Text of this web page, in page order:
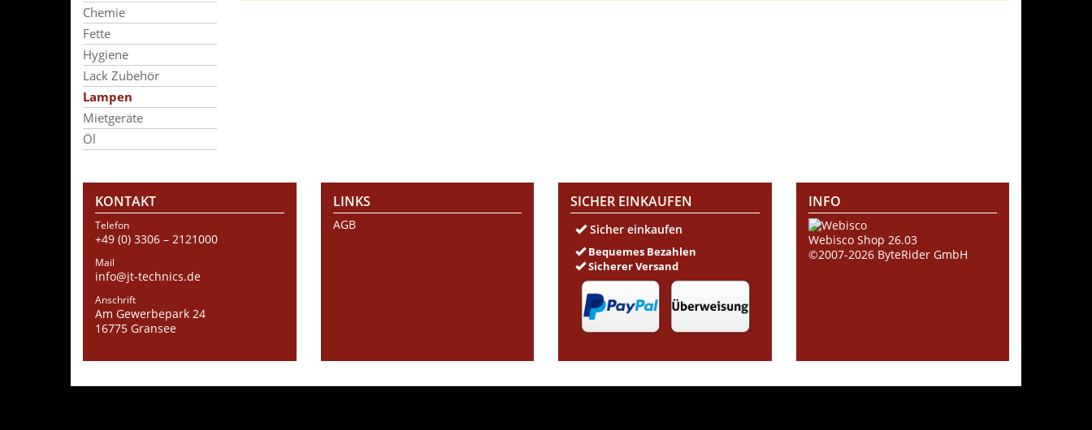
Chemie
Fette
Hygiene
Lack Zubehör
Lampen
Mietgeräte
Öl
KONTAKT
Telefon
+49 (0) 3306 – 2121000
Mail
info@jt-technics.de
Anschrift
Am Gewerbepark 24
16775 Gransee
LINKS
AGB
SICHER EINKAUFEN
Sicher einkaufen
Bequemes Bezahlen
Sicherer Versand
INFO
Webisco Shop 26.03
©2007-2026 ByteRider GmbH